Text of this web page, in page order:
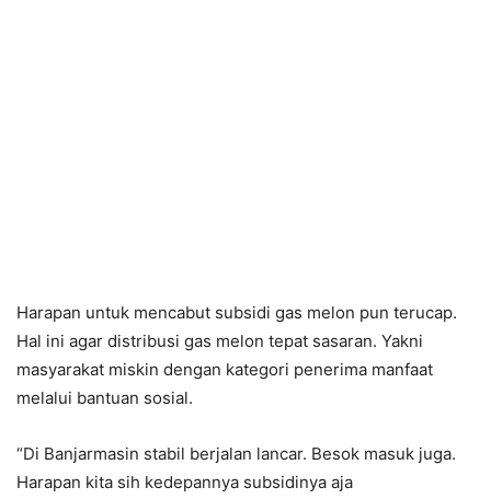
Harapan untuk mencabut subsidi gas melon pun terucap.
Hal ini agar distribusi gas melon tepat sasaran. Yakni
masyarakat miskin dengan kategori penerima manfaat
melalui bantuan sosial.
“Di Banjarmasin stabil berjalan lancar. Besok masuk juga.
Harapan kita sih kedepannya subsidinya aja